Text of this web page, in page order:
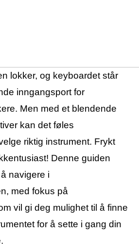
lokker, og keyboardet står
inngangsport for
Men med et blendende
kan det føles
riktig instrument. Frykt
Denne guiden
navigere i
med fokus på
vil gi deg mulighet til å finne
for å sette i gang din